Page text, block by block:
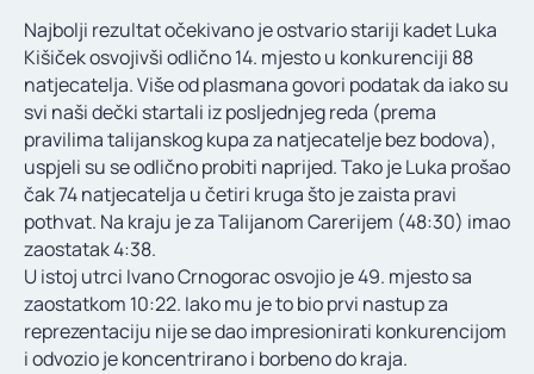
Najbolji rezultat očekivano je ostvario stariji kadet Luka
Kišiček osvojivši odlično 14. mjesto u konkurenciji 88
natjecatelja. Više od plasmana govori podatak da iako su
svi naši dečki startali iz posljednjeg reda (prema
pravilima talijanskog kupa za natjecatelje bez bodova),
uspjeli su se odlično probiti naprijed. Tako je Luka prošao
čak 74 natjecatelja u četiri kruga što je zaista pravi
pothvat. Na kraju je za Talijanom Carerijem (48:30) imao
zaostatak 4:38.
U istoj utrci Ivano Crnogorac osvojio je 49. mjesto sa
zaostatkom 10:22. Iako mu je to bio prvi nastup za
reprezentaciju nije se dao impresionirati konkurencijom
i odvozio je koncentrirano i borbeno do kraja.